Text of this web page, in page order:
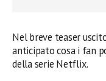
Nel breve teaser
anticipato cosa i fan
della serie Netflix.